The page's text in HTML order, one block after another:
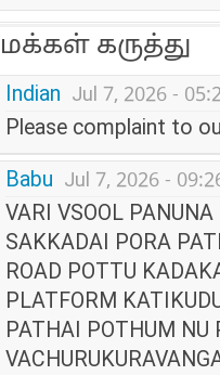
மக்கள் கருத்து
Indian Jul 7, 2026 -
Please complaint to
Babu Jul 7, 2026 -
VARI VSOOL
SAKKADAI PORA
ROAD POTTU
PLATFORM
PATHAI POTHUM NU